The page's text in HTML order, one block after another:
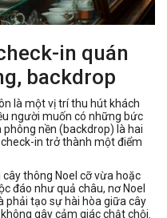
in quán
backdrop
là một vị trí thu hút khách
người muốn có những bức
nền (backdrop) là hai
in trở thành một điểm
thông Noel cỡ vừa hoặc
đáo như quả châu, nơ Noel
phải tạo sự hài hòa giữa cây
gây cảm giác chật chội.